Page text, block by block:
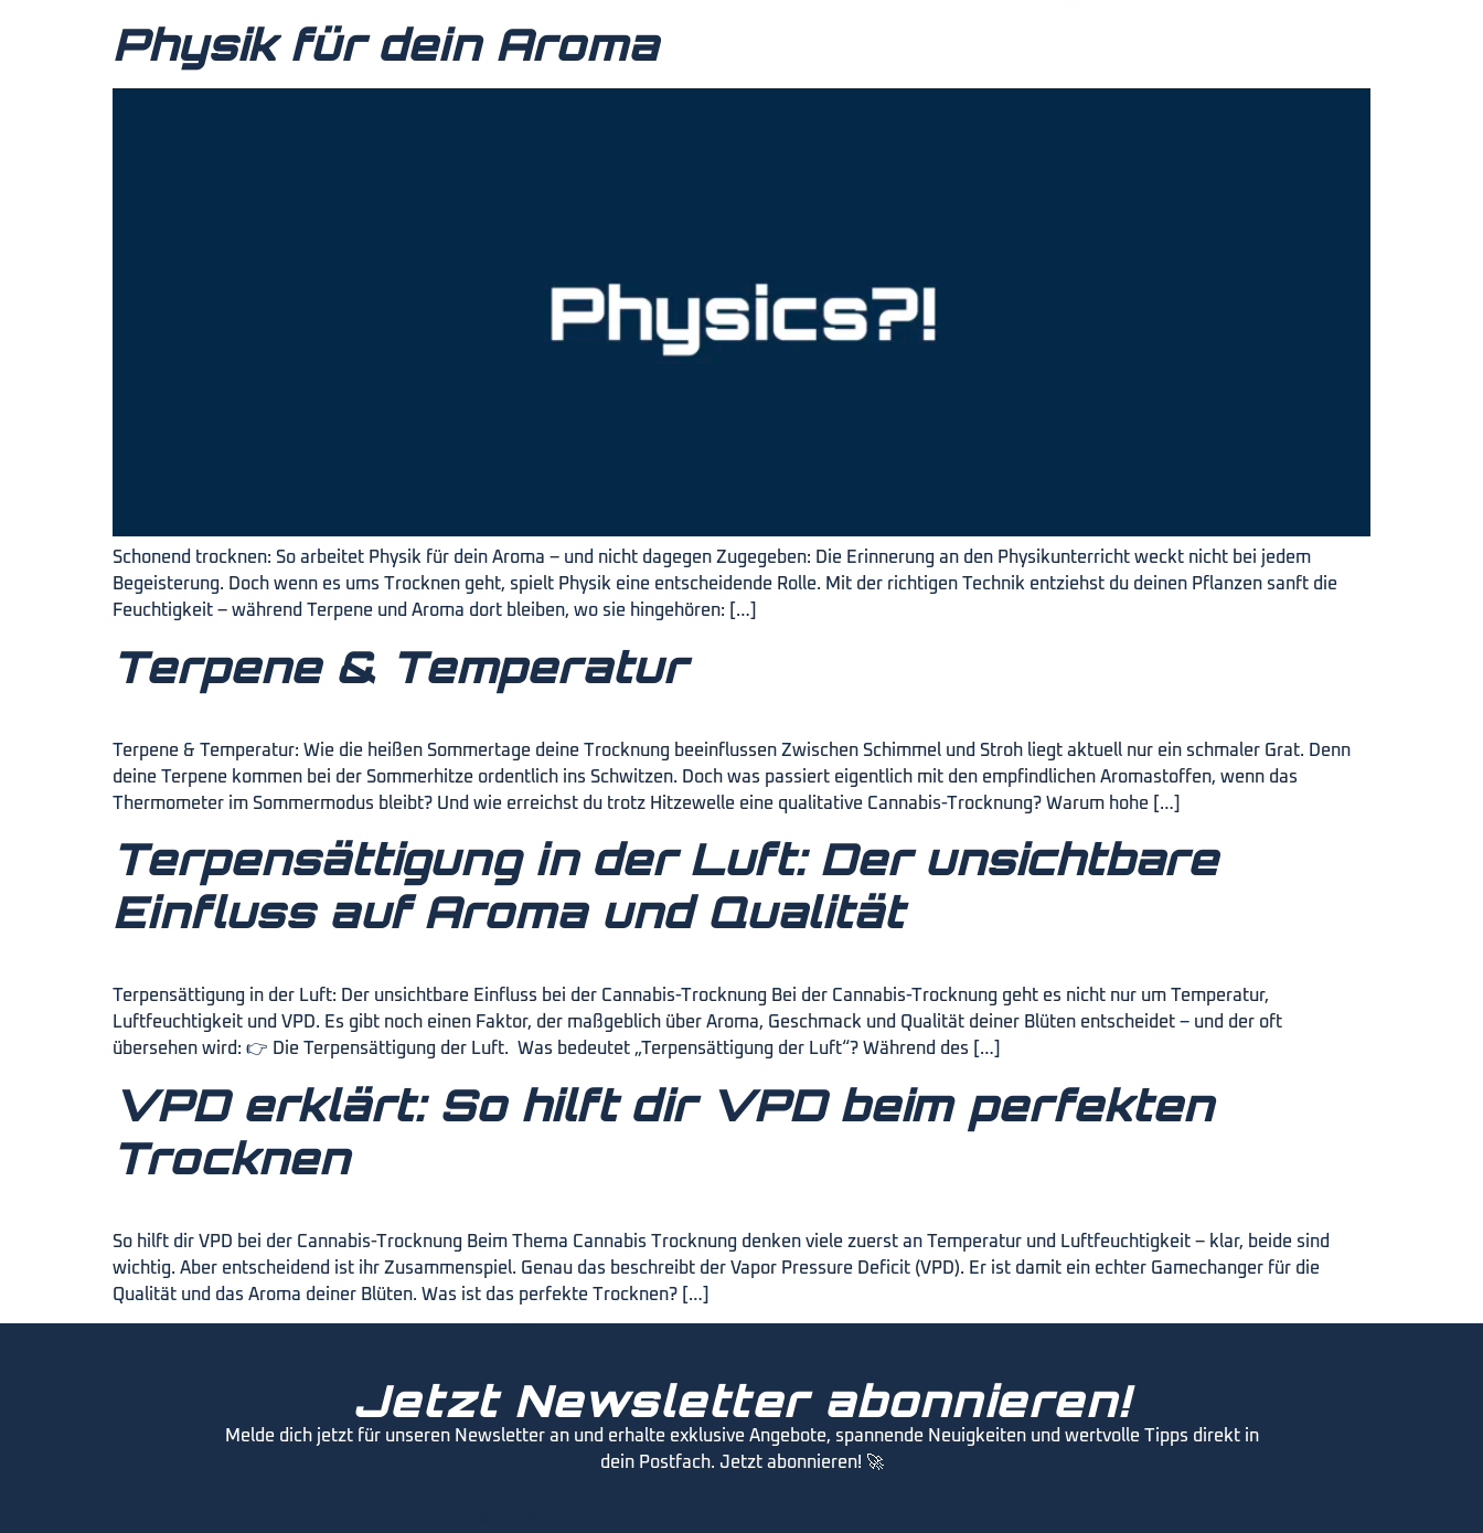
Physik für dein Aroma
Schonend trocknen: So arbeitet Physik für dein Aroma – und nicht dagegen Zugegeben: Die Erinnerung an den Physikunterricht weckt nicht bei jedem
Begeisterung. Doch wenn es ums Trocknen geht, spielt Physik eine entscheidende Rolle. Mit der richtigen Technik entziehst du deinen Pflanzen sanft die
Feuchtigkeit – während Terpene und Aroma dort bleiben, wo sie hingehören: […]
Terpene & Temperatur
Terpene & Temperatur: Wie die heißen Sommertage deine Trocknung beeinflussen Zwischen Schimmel und Stroh liegt aktuell nur ein schmaler Grat. Denn
deine Terpene kommen bei der Sommerhitze ordentlich ins Schwitzen. Doch was passiert eigentlich mit den empfindlichen Aromastoffen, wenn das
Thermometer im Sommermodus bleibt? Und wie erreichst du trotz Hitzewelle eine qualitative Cannabis-Trocknung? Warum hohe […]
Terpensättigung in der Luft: Der unsichtbare
Einfluss auf Aroma und Qualität
Terpensättigung in der Luft: Der unsichtbare Einfluss bei der Cannabis-Trocknung Bei der Cannabis-Trocknung geht es nicht nur um Temperatur,
Luftfeuchtigkeit und VPD. Es gibt noch einen Faktor, der maßgeblich über Aroma, Geschmack und Qualität deiner Blüten entscheidet – und der oft
übersehen wird: 👉 Die Terpensättigung der Luft. Was bedeutet „Terpensättigung der Luft“? Während des […]
VPD erklärt: So hilft dir VPD beim perfekten
Trocknen
So hilft dir VPD bei der Cannabis-Trocknung Beim Thema Cannabis Trocknung denken viele zuerst an Temperatur und Luftfeuchtigkeit – klar, beide sind
wichtig. Aber entscheidend ist ihr Zusammenspiel. Genau das beschreibt der Vapor Pressure Deficit (VPD). Er ist damit ein echter Gamechanger für die
Qualität und das Aroma deiner Blüten. Was ist das perfekte Trocknen? […]
Jetzt Newsletter abonnieren!
Melde dich jetzt für unseren Newsletter an und erhalte exklusive Angebote, spannende Neuigkeiten und wertvolle Tipps direkt in
dein Postfach. Jetzt abonnieren! 🚀